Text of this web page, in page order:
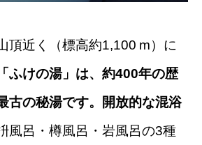
頂近く（標高約1,100 m）に
ふけの湯」は、約400年の歴
古の秘湯です。開放的な混浴
風呂・樽風呂・岩風呂の3種